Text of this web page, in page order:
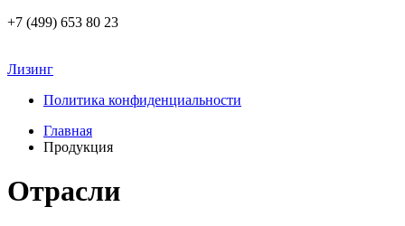
+7 (499) 653 80 23
Лизинг
Политика конфиденциальности
Главная
Продукция
Отрасли